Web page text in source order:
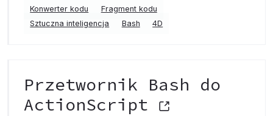
Konwerter kodu
Fragment kodu
Sztuczna inteligencja
Bash 4D
Przetwornik Bash do
ActionScript